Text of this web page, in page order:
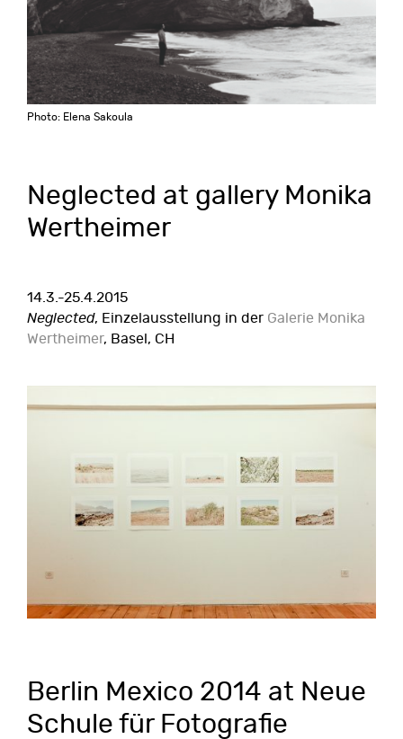
Photo: Elena Sakoula
Neglected at gallery Monika
Wertheimer
14.3.-25.4.2015
Neglected, Einzelausstellung in der Galerie Monika
Wertheimer, Basel, CH
Berlin Mexico 2014 at Neue
Schule für Fotografie